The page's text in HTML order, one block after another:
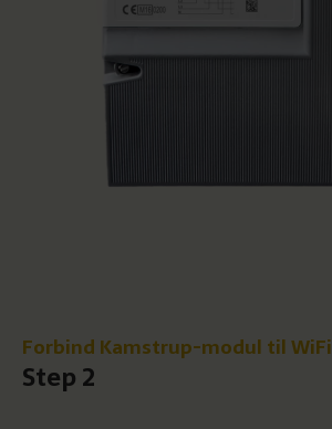
Forbind Kamstrup-modul til WiFi
Step 2